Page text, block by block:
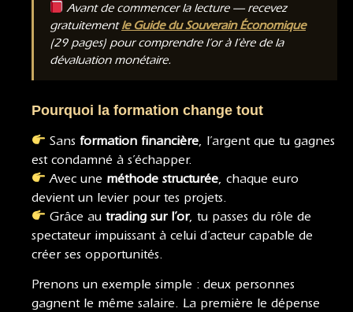
Avant de commencer la lecture — recevez
gratuitementle Guide du Souverain Économique
(29 pages) pour comprendre l’or à l’ère de la
dévaluation monétaire.
Pourquoi la formation change tout
Sans formation financière, l’argent que tu gagnes
est condamné à s’échapper.
Avec une méthode structurée, chaque euro
devient un levier pour tes projets.
Grâce autrading sur l’or, tu passes du rôle de
spectateur impuissant à celui d’acteur capable de
créer ses opportunités.
Prenons un exemple simple : deux personnes
gagnent le même salaire. La première le dépense